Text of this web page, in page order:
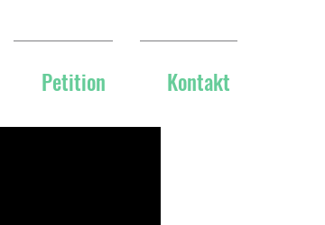
Petition Kontakt